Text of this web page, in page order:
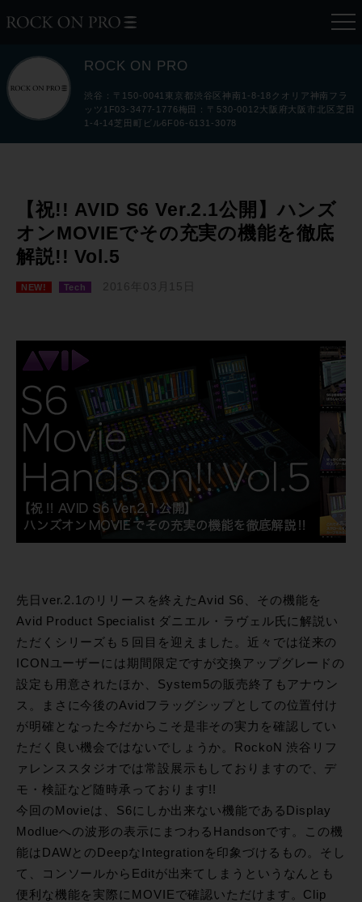
ROCK ON PRO
渋谷：〒150-0041東京都渋谷区神南1-8-18クオリア神南フラ
ッツ1F03-3477-1776梅田：〒530-0012大阪府大阪市北区芝田
1-4-14芝田町ビル6F06-6131-3078
【祝!! AVID S6 Ver.2.1公開】ハンズ
オンMOVIEでその充実の機能を徹底
解説!! Vol.5
NEW! Tech 2016年03月15日
先日ver.2.1のリリースを終えたAvid S6、その機能を
Avid Product Specialist ダニエル・ラヴェル氏に解説い
ただくシリーズも５回目を迎えました。近々では従来の
ICONユーザーには期間限定ですが交換アップグレードの
設定も用意されたほか、System5の販売終了もアナウン
ス。まさに今後のAvidフラッグシップとしての位置付け
が明確となった今だからこそ是非その実力を確認してい
ただく良い機会ではないでしょうか。RockoN 渋谷リフ
ァレンススタジオでは常設展示もしておりますので、デ
モ・検証など随時承っております!!
今回のMovieは、S6にしか出来ない機能であるDisplay
Modlueへの波形の表示にまつわるHandsonです。この機
能はDAWとのDeepなIntegrationを印象づけるもの。そし
て、コンソールからEditが出来てしまうというなんとも
便利な機能を実際にMOVIEで確認いただけます。Clip